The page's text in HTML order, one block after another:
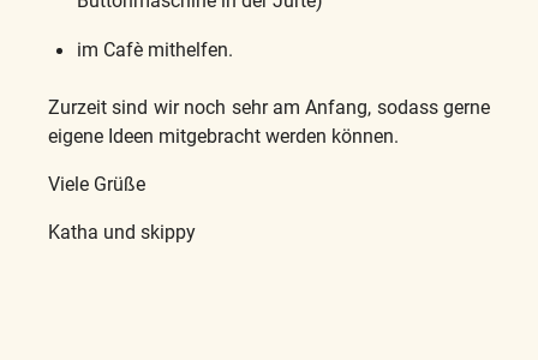
im Cafè mithelfen.
Zurzeit sind wir noch sehr am Anfang, sodass gerne
eigene Ideen mitgebracht werden können.
Viele Grüße
Katha und skippy